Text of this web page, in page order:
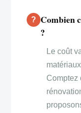
Combien
?
Le coût
Comptez